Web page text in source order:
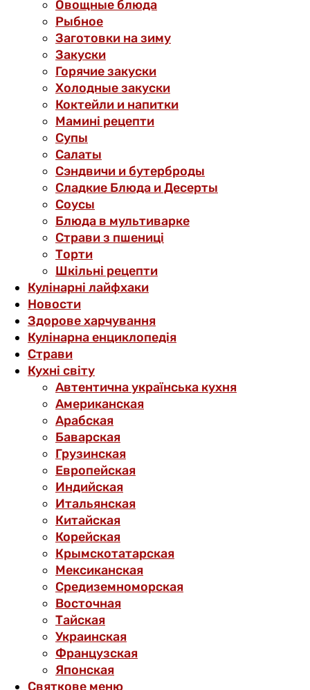
Овощные блюда
Рыбное
Заготовки на зиму
Закуски
Горячие закуски
Холодные закуски
Коктейли и напитки
Мамині рецепти
Супы
Салаты
Сэндвичи и бутерброды
Сладкие Блюда и Десерты
Соусы
Блюда в мультиварке
Страви з пшениці
Торти
Шкільні рецепти
Кулінарні лайфхаки
Новости
Здорове харчування
Кулінарна енциклопедія
Страви
Кухні світу
Автентична українська кухня
Американская
Арабская
Баварская
Грузинская
Европейская
Индийская
Итальянская
Китайская
Корейская
Крымскотатарская
Мексиканская
Средиземноморская
Восточная
Тайская
Украинская
Французская
Японская
Святкове меню